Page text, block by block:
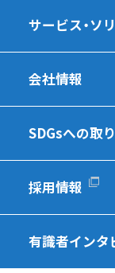
サービス・ソ
会社情報
SDGsへの取
採用情報
有識者インタ